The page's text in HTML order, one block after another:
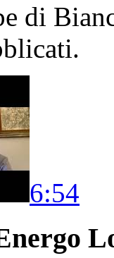
di
6:54